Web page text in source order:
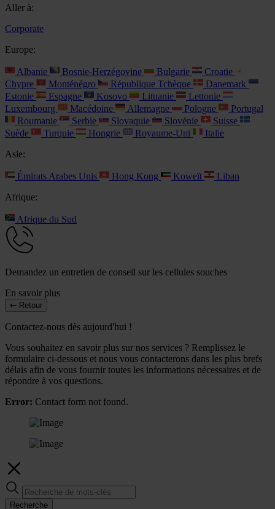
Aller à:
Corporate
Europe:
Albanie Bosnie-Herzégovine Bulgarie
Croatie
Chypre
Monténégro République Tchèque
Danemark
Estonie
Espagne Kosovo Lituanie
Lettonie
Luxembourg
Macédoine Allemagne Pologne
Portugal
Roumanie
Serbie Slovaquie Slovénie
Suisse
Suède
Turquie Hongrie Royaume-Uni
Italie
Asie:
Émirats Arabes Unis Hong Kong Koweït
Liban
Afrique:
Afrique du Sud
Demandez un entretien de conseil sur les cellules souches
En savoir plus
Retour
Contactez-nous dès aujourd'hui !
Vous souhaitez en savoir plus sur nos services ? Remplissez le
formulaire ci-dessous et nous vous contacterons dans les plus brefs
délais afin de vous fournir toutes les informations nécessaires et de
répondre à vos questions.
Error: Contact form not found.
Recherche